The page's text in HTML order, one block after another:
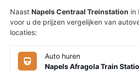
Naast Napels Centraal Treinstation in
voor u de prijzen vergelijken van
locaties:
Auto huren
Napels Afragola Train